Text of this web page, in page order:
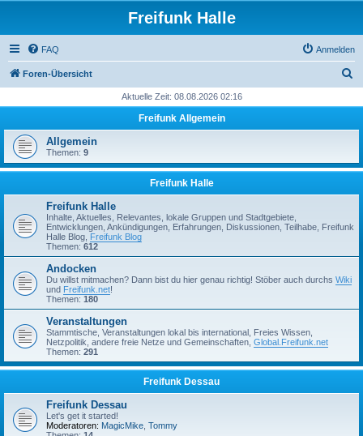
Freifunk Halle
FAQ Anmelden
Foren-Übersicht
h
Aktuelle Zeit: 08.08.2026 02:16
Freifunk Allgemein
Allgemein
Themen: 9
Freifunk Halle
Freifunk Halle
Inhalte, Aktuelles, Relevantes, lokale Gruppen und Stadtgebiete,
Entwicklungen, Ankündigungen, Erfahrungen, Diskussionen, Teilhabe, Freifunk
Halle Blog, Freifunk Blog
Themen: 612
Andocken
Du willst mitmachen? Dann bist du hier genau richtig! Stöber auch durchs Wiki
und Freifunk.net!
Themen: 180
Veranstaltungen
Stammtische, Veranstaltungen lokal bis international, Freies Wissen,
Netzpolitik, andere freie Netze und Gemeinschaften, Global.Freifunk.net
Themen: 291
Freifunk Dessau
Freifunk Dessau
Let's get it started!
Moderatoren: MagicMike Tommy